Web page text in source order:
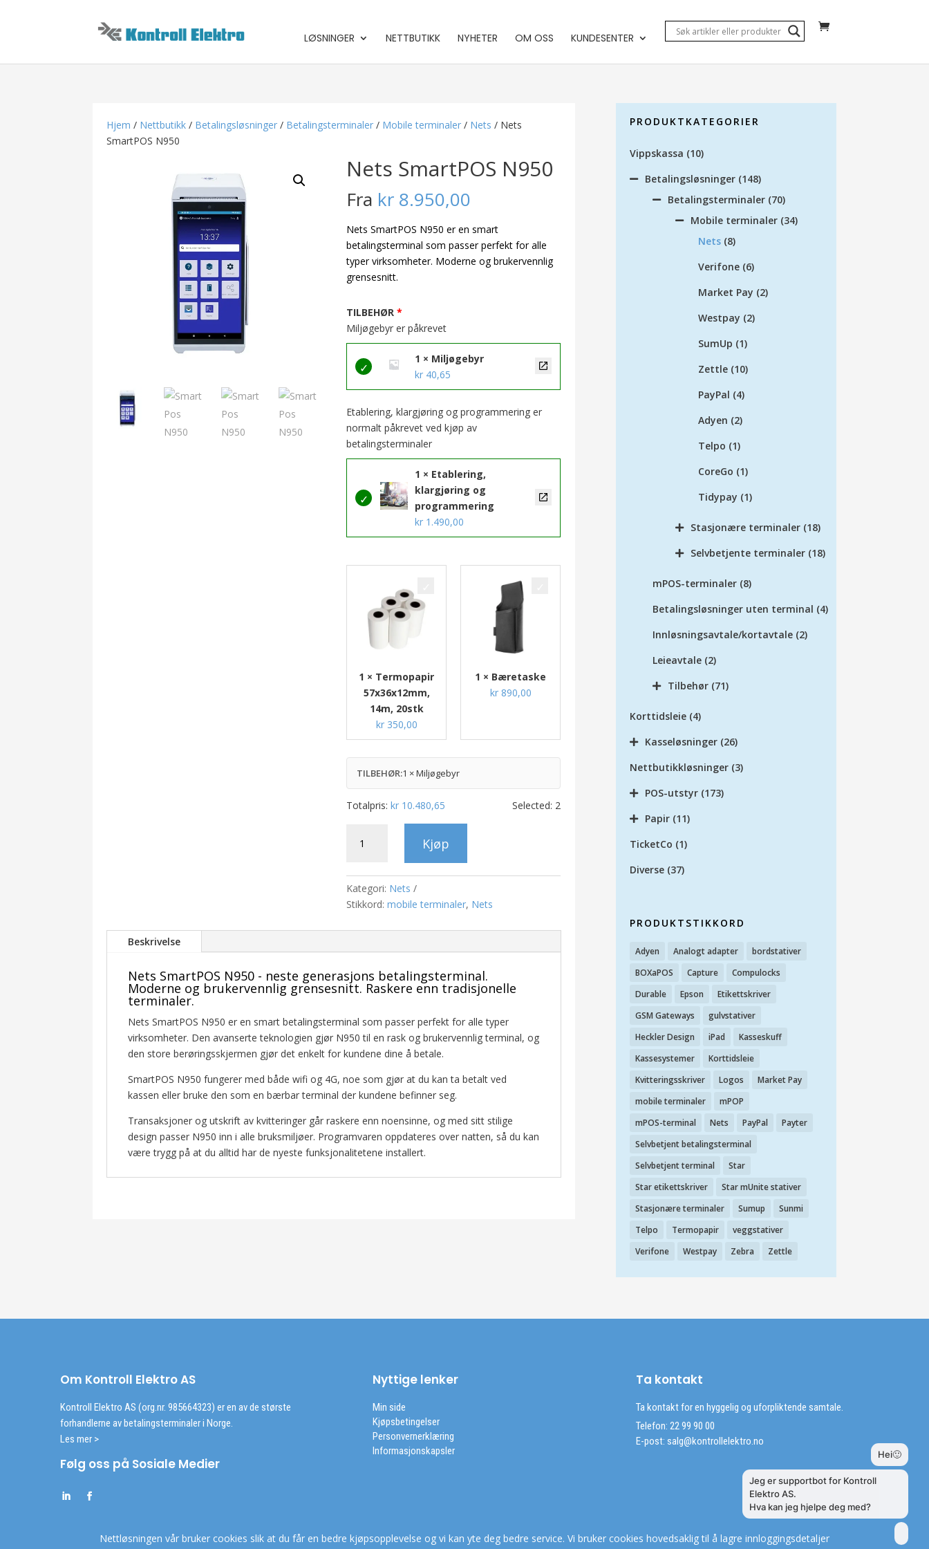
LØSNINGER NETTBUTIKK NYHETER OM OSS KUNDESENTER
Hjem / Nettbutikk / Betalingsløsninger / Betalingsterminaler / Mobile terminaler / Nets / Nets
SmartPOS N950
Nets SmartPOS N950
Fra kr 8.950,00
Nets SmartPOS N950 er en smart
betalingsterminal som passer perfekt for alle
typer virksomheter. Moderne og brukervennlig
grensesnitt.
TILBEHØR
Miljøgebyr er påkrevet
1 × Miljøgebyr
kr 40,65
Etablering, klargjøring og programmering er
normalt påkrevet ved kjøp av
betalingsterminaler
1 × Etablering,
klargjøring og
programmering
kr 1.490,00
1 × Termopapir
57x36x12mm,
14m, 20stk
kr350,00
1 × Bæretaske
kr890,00
TILBEHØR:1 × Miljøgebyr
Totalpris: kr 10.480,65 Selected: 2
SmartPOS
antall
Kjøp
Kategori: Nets
Stikkord: mobile terminaler, Nets
Beskrivelse
Nets SmartPOS N950 - neste generasjons betalingsterminal.
Moderne og brukervennlig grensesnitt. Raskere enn tradisjonelle
terminaler.
Nets SmartPOS N950 er en smart betalingsterminal som passer perfekt for alle typer
virksomheter. Den avanserte teknologien gjør N950 til en rask og brukervennlig terminal, og
den store berøringsskjermen gjør det enkelt for kundene dine å betale.
SmartPOS N950 fungerer med både wifi og 4G, noe som gjør at du kan ta betalt ved
kassen eller bruke den som en bærbar terminal der kundene befinner seg.
Transaksjoner og utskrift av kvitteringer går raskere enn noensinne, og med sitt stilige
design passer N950 inn i alle bruksmiljøer. Programvaren oppdateres over natten, så du kan
være trygg på at du alltid har de nyeste funksjonalitetene installert.
PRODUKTKATEGORIER
Vippskassa (10)
Betalingsløsninger (148)
Betalingsterminaler (70)
Mobile terminaler (34)
Nets (8)
Verifone (6)
Market Pay (2)
Westpay (2)
SumUp (1)
Zettle (10)
PayPal (4)
Adyen (2)
Telpo (1)
CoreGo (1)
Tidypay (1)
Stasjonære terminaler (18)
Selvbetjente terminaler (18)
mPOS-terminaler (8)
Betalingsløsninger uten terminal (4)
Innløsningsavtale/kortavtale (2)
Leieavtale (2)
Tilbehør (71)
Korttidsleie (4)
Kasseløsninger (26)
Nettbutikkløsninger (3)
POS-utstyr (173)
Papir (11)
TicketCo (1)
Diverse (37)
PRODUKTSTIKKORD
Adyen Analogt adapter
bordstativer
BOXaPOS
Capture
Compulocks
Durable
Epson
Etikettskriver
GSM Gateways
gulvstativer
Heckler Design
iPad
Kasseskuff
Kassesystemer
Korttidsleie
Kvitteringsskriver
Logos
Market Pay
mobile terminaler
mPOP
mPOS-terminal
Nets PayPal
Payter
Selvbetjent betalingsterminal
Selvbetjent terminal
Star
Star etikettskriver
Star mUnite stativer
Stasjonære terminaler
Sumup
Sunmi
Telpo
Termopapir
veggstativer
Verifone
Westpay Zebra Zettle
Om Kontroll Elektro AS
Kontroll Elektro AS (org.nr. 985664323) er en av de største
forhandlerne av betalingsterminaler i Norge.
Les mer >
Følg oss på Sosiale Medier
Nyttige lenker
Min side
Kjøpsbetingelser
Personvernerklæring
Informasjonskapsler
Ta kontakt
Ta kontakt for en hyggelig og uforpliktende samtale.
Telefon: 22 99 90 00
E-post: salg@kontrollelektro.no
Nettløsningen vår bruker cookies slik at du får en bedre kjøpsopplevelse og vi kan yte deg bedre service. Vi bruker cookies hovedsaklig til å lagre innloggingsdetaljer